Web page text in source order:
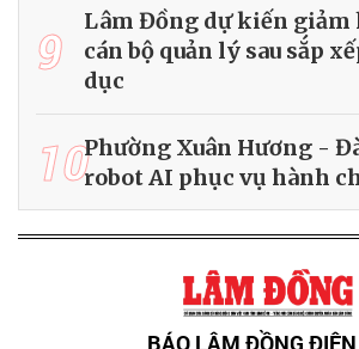
9
Lâm Đồng dự kiến giảm
cán bộ quản lý sau sắp
dục
10Phường Xuân Hương -
robot AI phục vụ hành
BÁO LÂM ĐỒNG